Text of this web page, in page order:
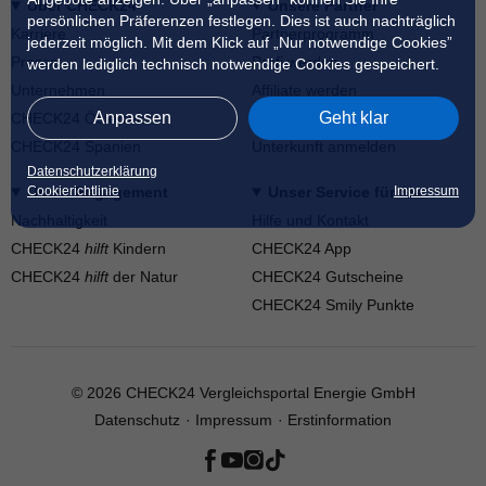
persönlichen Präferenzen festlegen. Dies ist auch nachträglich
jederzeit möglich. Mit dem Klick auf „Nur notwendige Cookies”
werden lediglich technisch notwendige Cookies gespeichert.
Anpassen Geht klar
Datenschutzerklärung
Cookierichtlinie
Impressum
Über CHECK24
Karriere
Presse
CHECK24 Österreich
Unsere Partner
Partnerprogramm
Profi werden
Werkstattpartner werden
Unser Engagement
Nachhaltigkeit
CHECK24 hilft Kindern
CHECK24 hilft der Natur
Unser Service für Sie
CHECK24 App
CHECK24 Gutscheine
CHECK24 Smily Punkte
© 2026 CHECK24 Vergleichsportal Energie GmbH
Datenschutz
Impressum Erstinformation